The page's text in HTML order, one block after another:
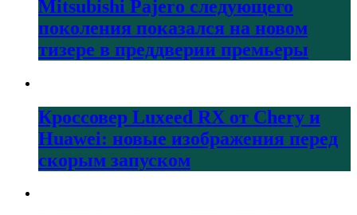
Mitsubishi Pajero следующего
поколения показался на новом
тизере в преддверии премьеры
Кроссовер Luxeed RX от Chery и
Huawei: новые изображения перед
скорым запуском